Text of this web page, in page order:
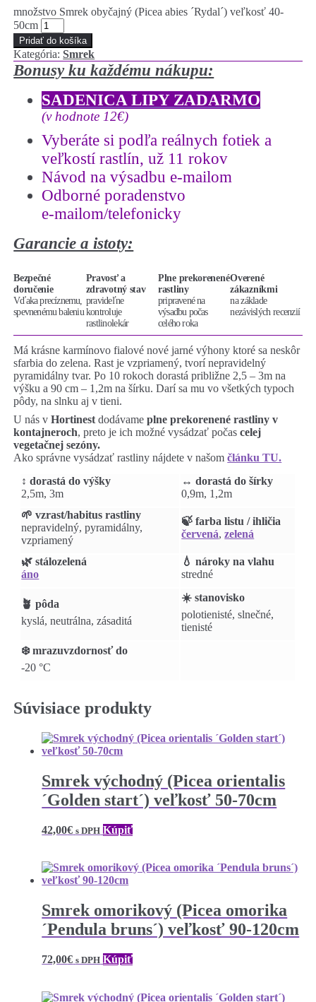
množstvo Smrek obyčajný (Picea abies ´Rydal´) veľkosť 40-
50cm
Pridať do košíka
Kategória:Smrek
Bonusy ku každému nákupu:
SADENICA LIPY ZADARMO
(v hodnote 12€)
Vyberáte si podľa reálnych fotiek a
veľkostí rastlín, už 11 rokov
Návod na výsadbu e-mailom
Odborné poradenstvo
e-mailom/telefonicky
Garancie a istoty:
Bezpečné
doručenie
Vďaka precíznemu,
spevnenému baleniu
Pravosť a
zdravotný stav
pravideľne
kontroluje
rastlinolekár
Plne prekorenené
rastliny
pripravené na
výsadbu počas
celého roka
Overené
zákazníkmi
na základe
nezávislých recenzií
Má krásne karmínovo fialové nové jarné výhony ktoré sa neskôr
sfarbia do zelena. Rast je vzpriamený, tvorí nepravidelný
pyramidálny tvar. Po 10 rokoch dorastá približne 2,5 – 3m na
výšku a 90 cm – 1,2m na šírku. Darí sa mu vo všetkých typoch
pôdy, na slnku aj v tieni.
U nás vHortinest dodávameplne prekorenené rastliny v
kontajneroch, preto je ich možné vysádzať počascelej
vegetačnej sezóny.
Ako správne vysádzať rastliny nájdete v našomčlánku TU.
↕️ dorastá do výšky
2,5m, 3m
↔️ dorastá do šírky
0,9m, 1,2m
🌱 vzrast/habitus rastliny
nepravidelný, pyramidálny,
vzpriamený
🍃 farba listu / ihličia
červená,zelená
🌿 stálozelená
áno
💧 nároky na vlahu
stredné
🪴 pôda
kyslá, neutrálna, zásaditá
☀️ stanovisko
polotienisté, slnečné,
tienisté
❄️ mrazuvzdornosť do
-20 °C
Súvisiace produkty
Smrek východný (Picea orientalis
´Golden start´) veľkosť 50-70cm
42,00€ s DPH Kúpiť
Smrek omorikový (Picea omorika
´Pendula bruns´) veľkosť 90-120cm
72,00€ s DPH Kúpiť